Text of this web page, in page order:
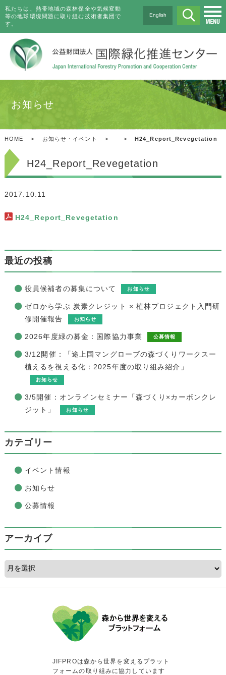
私たちは、熱帯地域の森林保全や気候変動
等の地球環境問題に取り組む技術者集団で
す。
English
お知らせ
HOME > お知らせ・イベント > > H24_Report_Revegetation
H24_Report_Revegetation
2017.10.11
H24_Report_Revegetation
最近の投稿
役員候補者の募集について お知らせ
ゼロから学ぶ 炭素クレジット × 植林プロジェクト入門研
修開催報告
お知らせ
2026年度緑の募金：国際協力事業 公募情報
3/12開催：「途上国マングローブの森づくりワークスー
植えるを視える化：2025年度の取り組み紹介」
お知らせ
3/5開催：オンラインセミナー「森づくり×カーボンクレ
ジット」
お知らせ
カテゴリー
イベント情報
お知らせ
公募情報
アーカイブ
JIFPROは森から世界を変えるプラット
フォームの取り組みに協力しています